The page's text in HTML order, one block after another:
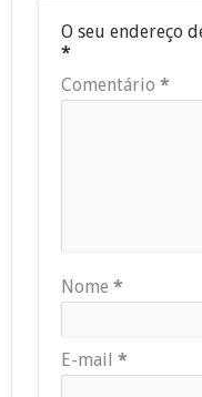
O seu endereço
*
Comentário *
Nome *
E-mail *